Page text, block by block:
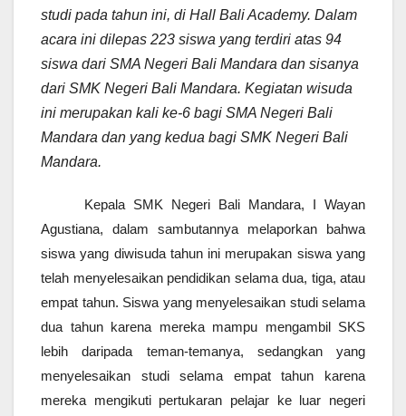
studi pada tahun ini, di Hall Bali Academy. Dalam
acara ini dilepas 223 siswa yang terdiri atas 94
siswa dari SMA Negeri Bali Mandara dan sisanya
dari SMK Negeri Bali Mandara. Kegiatan wisuda
ini merupakan kali ke-6 bagi SMA Negeri Bali
Mandara dan yang kedua bagi SMK Negeri Bali
Mandara.
Kepala SMK Negeri Bali Mandara, I Wayan
Agustiana, dalam sambutannya melaporkan bahwa
siswa yang diwisuda tahun ini merupakan siswa yang
telah menyelesaikan pendidikan selama dua, tiga, atau
empat tahun. Siswa yang menyelesaikan studi selama
dua tahun karena mereka mampu mengambil SKS
lebih daripada teman-temanya, sedangkan yang
menyelesaikan studi selama empat tahun karena
mereka mengikuti pertukaran pelajar ke luar negeri